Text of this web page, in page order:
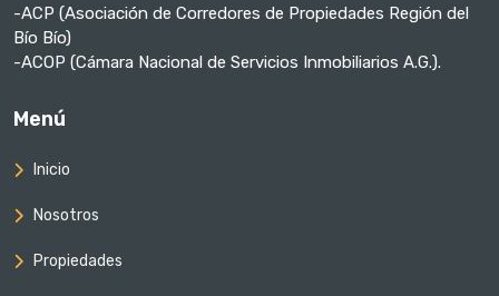
-ACP (Asociación de Corredores de Propiedades Región del
Bío Bío)
-ACOP (Cámara Nacional de Servicios Inmobiliarios A.G.).
Menú
Inicio
Nosotros
Propiedades